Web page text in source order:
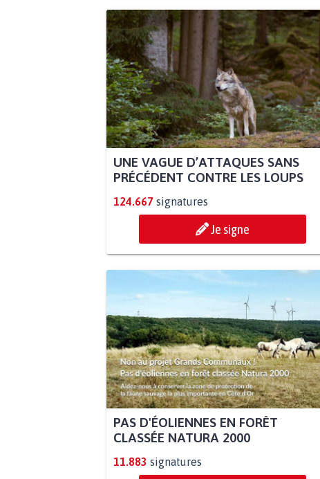
UNE VAGUE D’ATTAQUES SANS
PRÉCÉDENT CONTRE LES LOUPS
124.667 signatures
Je signe
PAS D'ÉOLIENNES EN FORÊT
CLASSÉE NATURA 2000
11.883 signatures